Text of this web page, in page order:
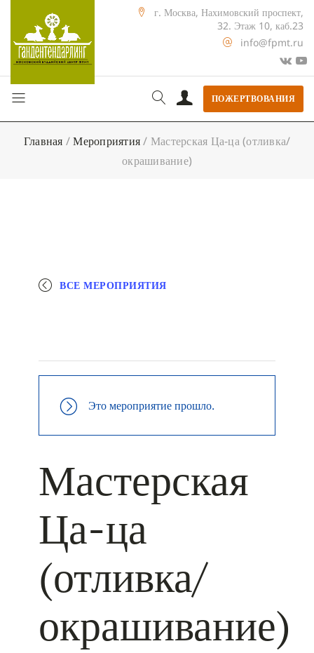
г. Москва, Нахимовский проспект,
32. Этаж 10, каб.23
info@fpmt.ru
ПОЖЕРТВОВАНИЯ
Главная /Мероприятия/ Мастерская Ца-ца (отливка/
окрашивание)
ВСЕ МЕРОПРИЯТИЯ
Это мероприятие прошло.
Мастерская
Ца-ца
(отливка/
окрашивание)